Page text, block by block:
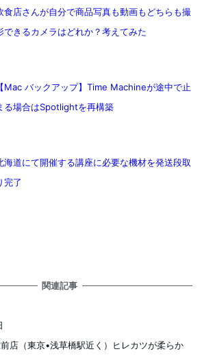
食店さんが自分で商品写真も動画もどちらも撮
できるカメラはどれか？考えてみた
【Mac バックアップ】Time Machineが途中で止
る場合はSpotlightを再構築
海道にて開催する講座に必要な機材を発送段取
完了
関連記事
店（東京•浅草橋駅近く）ヒレカツが柔らか